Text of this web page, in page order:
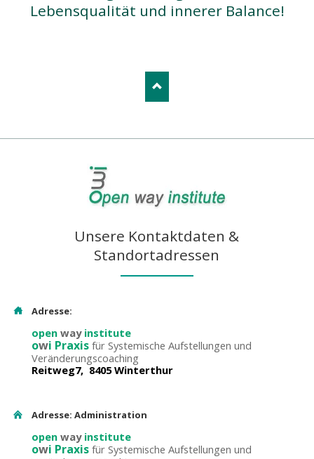
Lebensqualität und innerer Balance!
Unsere Kontaktdaten &
Standortadressen
Adresse:
open wayinstitute
owi Praxisfür Systemische Aufstellungen und
Veränderungscoaching
Reitweg7, 8405 Winterthur
Adresse: Administration
open wayinstitute
owi Praxisfür Systemische Aufstellungen und